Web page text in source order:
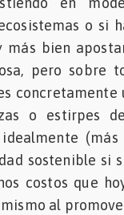
o si
bien
pero sobre
concretamente
o estirpes
sostenible si
costos que
al